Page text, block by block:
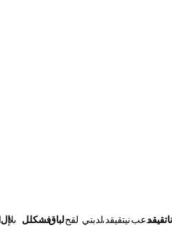
ناتقيقد .
دعب ،نيتقيقد لدبتي لقحلباقفشكلل ىلإال